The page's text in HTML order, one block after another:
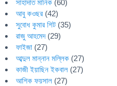
সাহাদাত মানিক (60)
আবু কওছর (42)
সুবোধ কুমার শিট (35)
রাজু আহমেদ(29)
ফাইজা (27)
আব্দুল মান্নান মল্লিক (27)
কাজী ইয়াছিন ইকবাল (27)
আশিক ফয়সাল (27)